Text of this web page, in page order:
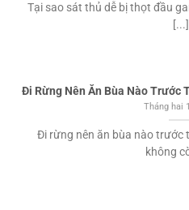
Tại sao sát thủ dễ bị thọt đầu
[...]
Đi Rừng Nên Ăn Bùa Nào Trước
Tháng hai
Đi rừng nên ăn bùa nào trước
không